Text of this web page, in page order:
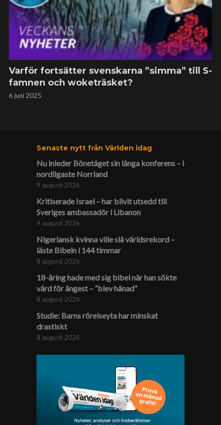
Varför fortsätter svenskarna ”simma” till S-
famnen och woketräsket?
6 juni 2025
Senaste nytt från Världen idag
Nu inleder Bönetåget sin långa konferens – i
nordligaste Norrland
9 augusti 2026
Kritiserade Israel – har blivit utsedd till
Sveriges ambassadör i Libanon
9 augusti 2026
Nigeriansk kvinna ville slå världs­rekord –
läste Bibeln i 144 timmar
8 augusti 2026
18-åring hade med sig bibel när han sökte
vård för ångest – ”blev hånad”
8 augusti 2026
Studie: Barns rörelseyta har minskat
drastiskt
8 augusti 2026